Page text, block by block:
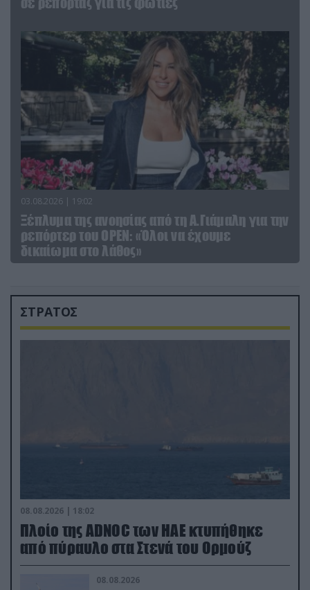
03.08.2026 | 19:02
Ξέπλυμα της ανοησίας από τη Α.Γιάμαλη για την
ρεπόρτερ του ΟΡΕΝ: «Όλοι να έχουμε
δικαίωμα στο λάθος»
ΣΤΡΑΤΟΣ
08.08.2026 | 18:02
Πλοίο της ADNOC των ΗΑΕ κτυπήθηκε
από πύραυλο στα Στενά του Ορμούζ
08.08.2026